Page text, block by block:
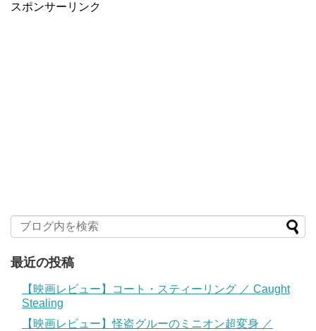
スポンサーリンク
最近の投稿
【映画レビュー】コート・スティーリング ／ Caught
Stealing
【映画レビュー】怪盗グルーのミニオン超変身 ／